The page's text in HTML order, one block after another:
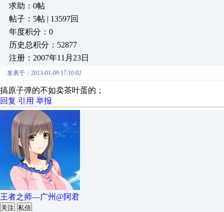
求助：0帖
帖子：5帖 | 13597回
年度积分：0
历史总积分：52877
注册：2007年11月23日
发表于：2013-01-09 17:10:02
搞原子弹的不如卖茶叶蛋的；
回复 引用 举报
王者之师—广州@阿君
关注 私信